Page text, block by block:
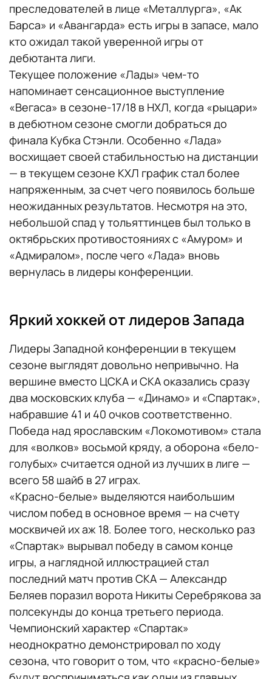
преследователей в лице «Металлурга», «Ак
Барса» и «Авангарда» есть игры в запасе, мало
кто ожидал такой уверенной игры от
дебютанта лиги.
Текущее положение «Лады» чем-то
напоминает сенсационное выступление
«Вегаса» в сезоне-17/18 в НХЛ, когда «рыцари»
в дебютном сезоне смогли добраться до
финала Кубка Стэнли. Особенно «Лада»
восхищает своей стабильностью на дистанции
— в текущем сезоне КХЛ график стал более
напряженным, за счет чего появилось больше
неожиданных результатов. Несмотря на это,
небольшой спад у тольяттинцев был только в
октябрьских противостояниях с «Амуром» и
«Адмиралом», после чего «Лада» вновь
вернулась в лидеры конференции.
Яркий хоккей от лидеров Запада
Лидеры Западной конференции в текущем
сезоне выглядят довольно непривычно. На
вершине вместо ЦСКА и СКА оказались сразу
два московских клуба — «Динамо» и «Спартак»,
набравшие 41 и 40 очков соответственно.
Победа над ярославским «Локомотивом» стала
для «волков» восьмой кряду, а оборона «бело-
голубых» считается одной из лучших в лиге —
всего 58 шайб в 27 играх.
«Красно-белые» выделяются наибольшим
числом побед в основное время — на счету
москвичей их аж 18. Более того, несколько раз
«Спартак» вырывал победу в самом конце
игры, а наглядной иллюстрацией стал
последний матч против СКА — Александр
Беляев поразил ворота Никиты Серебрякова за
полсекунды до конца третьего периода.
Чемпионский характер «Спартак»
неоднократно демонстрировал по ходу
сезона, что говорит о том, что «красно-белые»